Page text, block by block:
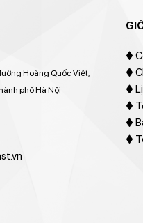
Hoàng Quốc Việt,
phố Hà Nội
♦
♦
♦
♦
♦
♦